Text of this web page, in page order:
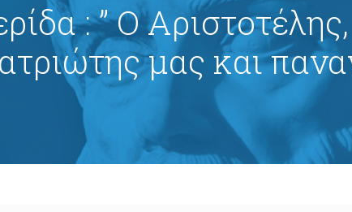
: ” Ο Αριστοτέλης,
μας και